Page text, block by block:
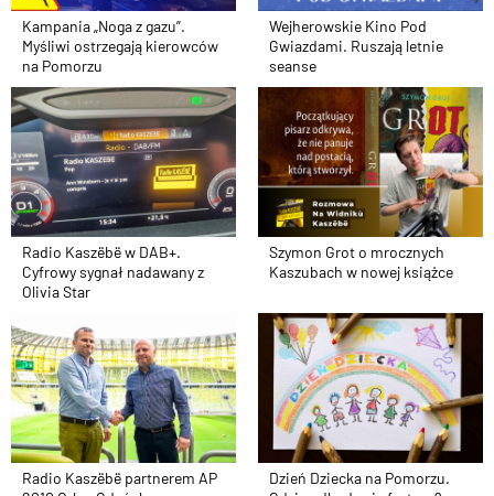
Kampania „Noga z gazu”.
Myśliwi ostrzegają kierowców
na Pomorzu
Wejherowskie Kino Pod
Gwiazdami. Ruszają letnie
seanse
Radio Kaszëbë w DAB+.
Cyfrowy sygnał nadawany z
Olivia Star
Szymon Grot o mrocznych
Kaszubach w nowej książce
Radio Kaszëbë partnerem AP
Dzień Dziecka na Pomorzu.